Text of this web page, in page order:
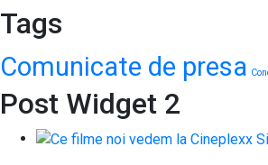
Tags
Comunicate de presa
Post Widget 2